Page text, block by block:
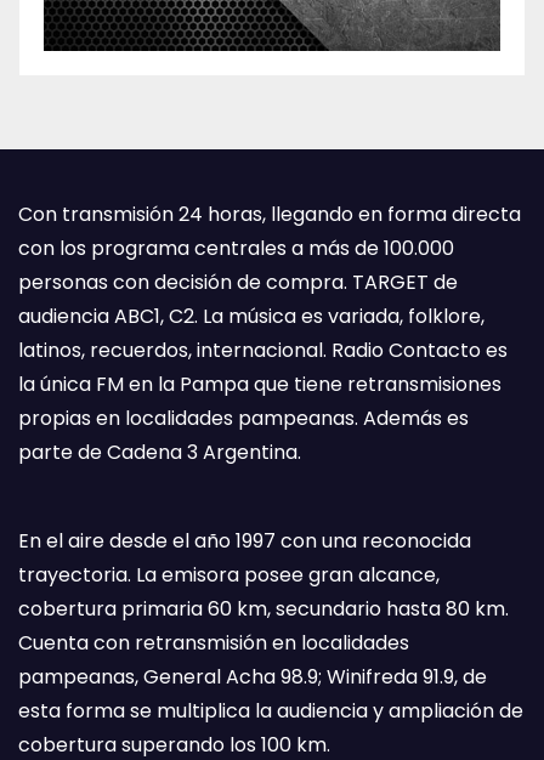
Con transmisión 24 horas, llegando en forma directa
con los programa centrales a más de 100.000
personas con decisión de compra. TARGET de
audiencia ABC1, C2. La música es variada, folklore,
latinos, recuerdos, internacional. Radio Contacto es
la única FM en la Pampa que tiene retransmisiones
propias en localidades pampeanas. Además es
parte de Cadena 3 Argentina.
En el aire desde el año 1997 con una reconocida
trayectoria. La emisora posee gran alcance,
cobertura primaria 60 km, secundario hasta 80 km.
Cuenta con retransmisión en localidades
pampeanas, General Acha 98.9; Winifreda 91.9, de
esta forma se multiplica la audiencia y ampliación de
cobertura superando los 100 km.